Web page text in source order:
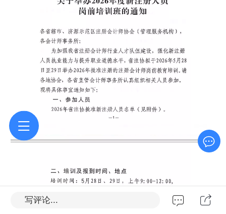
写评论...